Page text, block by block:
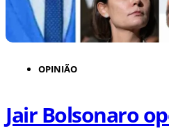
OPINIÃO
Jair Bolsonaro